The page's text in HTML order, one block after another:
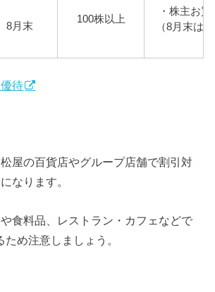
8月末
100株以上
・株主お
（8月末は
待
屋の百貨店やグループ店舗で割引対
なります。
食料品、レストラン・カフェなどで
め注意しましょう。